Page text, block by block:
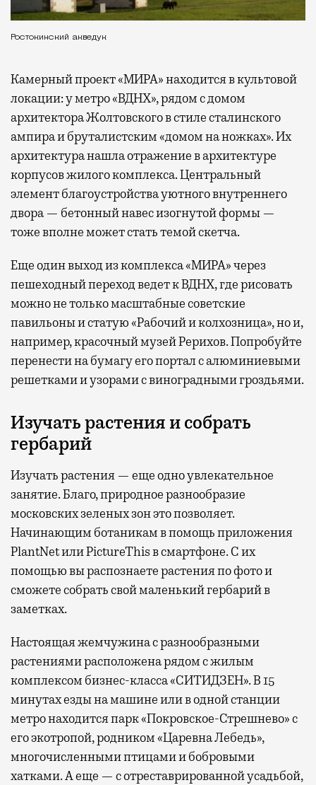
Ростокинский акведук
Камерный проект «МИРА» находится в культовой
локации: у метро «ВДНХ», рядом с домом
архитектора Жолтовского в стиле сталинского
ампира и бруталистским «домом на ножках». Их
архитектура нашла отражение в архитектуре
корпусов жилого комплекса. Центральный
элемент благоустройства уютного внутреннего
двора — бетонный навес изогнутой формы —
тоже вполне может стать темой скетча.
Еще один выход из комплекса «МИРА» через
пешеходный переход ведет к ВДНХ, где рисовать
можно не только масштабные советские
павильоны и статую «Рабочий и колхозница», но и,
например, красочный музей Рерихов. Попробуйте
перенести на бумагу его портал с алюминиевыми
решетками и узорами с виноградными гроздьями.
Изучать растения и собрать
гербарий
Изучать растения — еще одно увлекательное
занятие. Благо, природное разнообразие
московских зеленых зон это позволяет.
Начинающим ботаникам в помощь приложения
PlantNet или PictureThis в смартфоне. С их
помощью вы распознаете растения по фото и
сможете собрать свой маленький гербарий в
заметках.
Настоящая жемчужина с разнообразными
растениями расположена рядом с жилым
комплексом бизнес-класса «СИТИДЗЕН». В 15
минутах езды на машине или в одной станции
метро находится парк «Покровское-Стрешнево» с
его экотропой, родником «Царевна Лебедь»,
многочисленными птицами и бобровыми
хатками. А еще — с отреставрированной усадьбой,